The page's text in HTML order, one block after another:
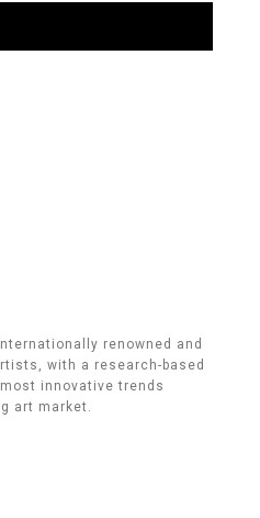
renowned and
with a research-based
innovative trends
art market.